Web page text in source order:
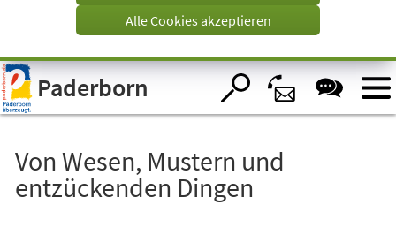
Visuelle
Assistenzsoftware
öffnen.
Alle Cookies akzeptieren
Paderborn
Von Wesen, Mustern und
entzückenden Dingen